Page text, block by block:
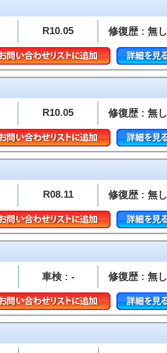
R10.05 修復歴 : 無し
R10.05 修復歴 : 無し
R08.11 修復歴 : 無し
車検 : - 修復歴 : 無し